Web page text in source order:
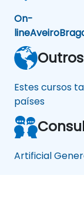
On-
lineAveiro
Estes cursos
países
Artificial